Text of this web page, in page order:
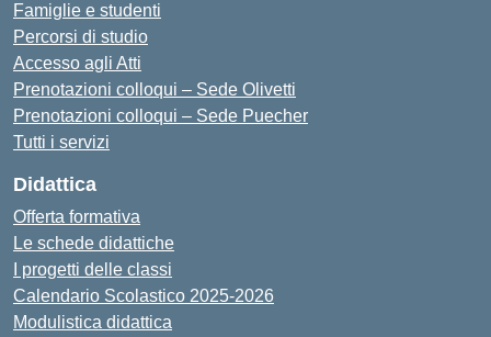
Famiglie e studenti
Percorsi di studio
Accesso agli Atti
Prenotazioni colloqui – Sede Olivetti
Prenotazioni colloqui – Sede Puecher
Tutti i servizi
Didattica
Offerta formativa
Le schede didattiche
I progetti delle classi
Calendario Scolastico 2025-2026
Modulistica didattica